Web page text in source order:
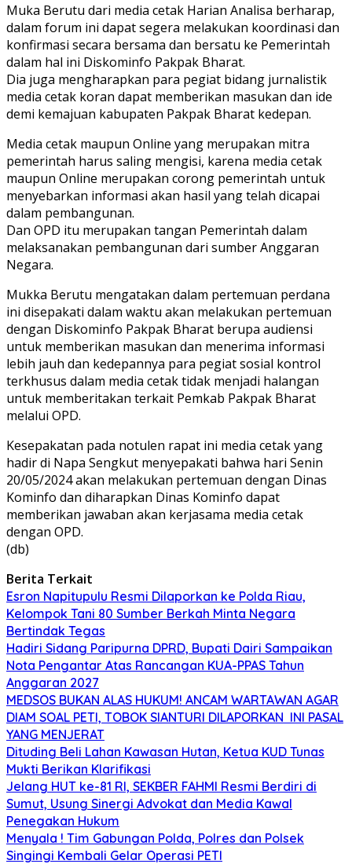
Muka Berutu dari media cetak Harian Analisa berharap,
dalam forum ini dapat segera melakukan koordinasi dan
konfirmasi secara bersama dan bersatu ke Pemerintah
dalam hal ini Diskominfo Pakpak Bharat.
Dia juga mengharapkan para pegiat bidang jurnalistik
media cetak koran dapat memberikan masukan dan ide
demi kemajuan kabupaten Pakpak Bharat kedepan.
Media cetak maupun Online yang merupakan mitra
pemerintah harus saling mengisi, karena media cetak
maupun Online merupakan corong pemerintah untuk
menyebarkan informasi akan hasil yang telah dicapai
dalam pembangunan.
Dan OPD itu merupakan tangan Pemerintah dalam
melaksanakan pembangunan dari sumber Anggaran
Negara.
Mukka Berutu mengatakan dalam pertemuan perdana
ini disepakati dalam waktu akan melakukan pertemuan
dengan Diskominfo Pakpak Bharat berupa audiensi
untuk memberikan masukan dan menerima informasi
lebih jauh dan kedepannya para pegiat sosial kontrol
terkhusus dalam media cetak tidak menjadi halangan
untuk memberitakan terkait Pemkab Pakpak Bharat
melalui OPD.
Kesepakatan pada notulen rapat ini media cetak yang
hadir di Napa Sengkut menyepakati bahwa hari Senin
20/05/2024 akan melakukan pertemuan dengan Dinas
Kominfo dan diharapkan Dinas Kominfo dapat
memberikan jawaban akan kerjasama media cetak
dengan OPD.
(db)
Berita Terkait
Esron Napitupulu Resmi Dilaporkan ke Polda Riau,
Kelompok Tani 80 Sumber Berkah Minta Negara
Bertindak Tegas
Hadiri Sidang Paripurna DPRD, Bupati Dairi Sampaikan
Nota Pengantar Atas Rancangan KUA-PPAS Tahun
Anggaran 2027
MEDSOS BUKAN ALAS HUKUM! ANCAM WARTAWAN AGAR
DIAM SOAL PETI, TOBOK SIANTURI DILAPORKAN INI PASAL
YANG MENJERAT
Dituding Beli Lahan Kawasan Hutan, Ketua KUD Tunas
Mukti Berikan Klarifikasi
Jelang HUT ke-81 RI, SEKBER FAHMI Resmi Berdiri di
Sumut, Usung Sinergi Advokat dan Media Kawal
Penegakan Hukum
Menyala ! Tim Gabungan Polda, Polres dan Polsek
Singingi Kembali Gelar Operasi PETI